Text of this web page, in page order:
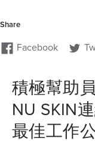
積極幫助
NU SKIN
最佳工作